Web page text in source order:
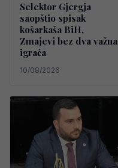
Selektor Gjergja
saopštio spisak
košarkaša BiH,
Zmajevi bez dva važna
igrača
10/08/2026